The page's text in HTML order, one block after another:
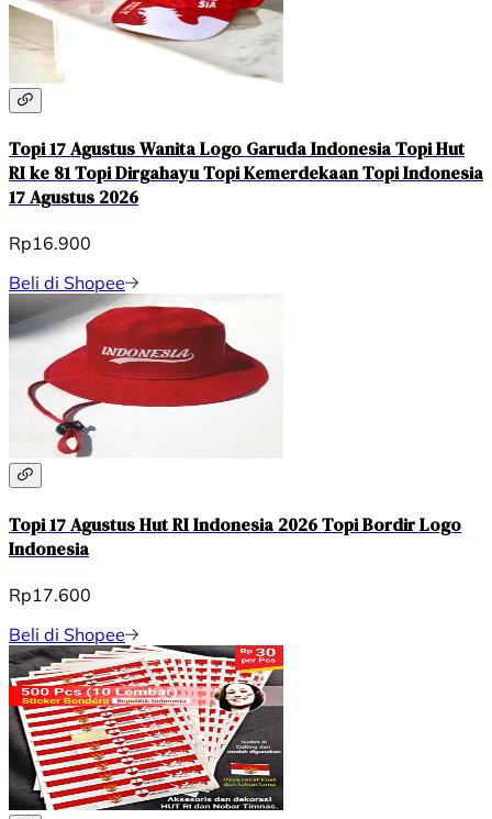
Topi 17 Agustus Wanita Logo Garuda Indonesia Topi Hut
RI ke 81 Topi Dirgahayu Topi Kemerdekaan Topi Indonesia
17 Agustus 2026
Rp16.900
Beli di Shopee
Topi 17 Agustus Hut RI Indonesia 2026 Topi Bordir Logo
Indonesia
Rp17.600
Beli di Shopee